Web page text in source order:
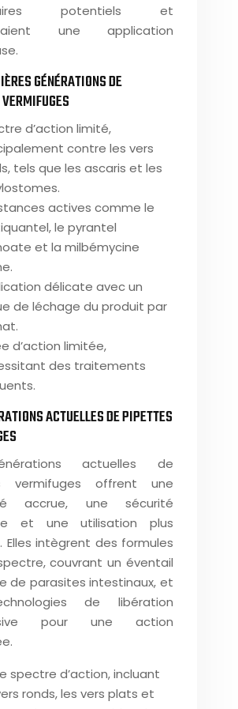
potentiels et
une application
GÉNÉRATIONS DE
d’action limité,
contre les vers
tels que les ascaris et les
actives comme le
le pyrantel
et la milbémycine
délicate avec un
de léchage du produit par
d’action limitée,
des traitements
ACTUELLES DE PIPETTES
actuelles de
vermifuges offrent une
accrue, une sécurité
et une utilisation plus
Elles intègrent des formules
couvrant un éventail
de parasites intestinaux, et
de libération
pour une action
spectre d’action, incluant
ronds, les vers plats et